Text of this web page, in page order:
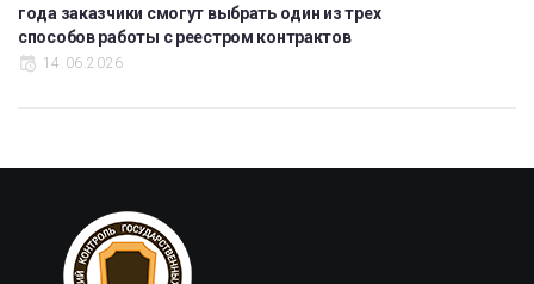
года заказчики смогут выбрать один из трех
способов работы с реестром контрактов
14.06.2026